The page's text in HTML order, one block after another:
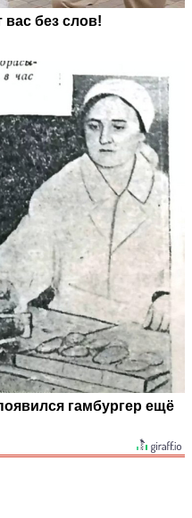
вас без слов!
гамбургер ещё